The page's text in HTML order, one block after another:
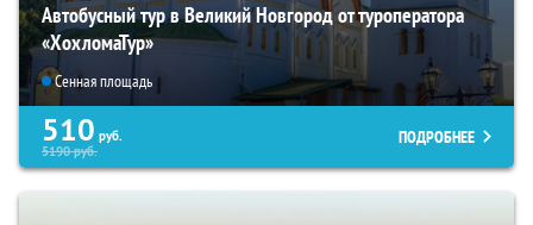
Автобусный тур в Великий Новгород от туроператора
«ХохломаТур»
Сенная площадь
510 руб.
5190руб.
ПОДРОБНЕЕ